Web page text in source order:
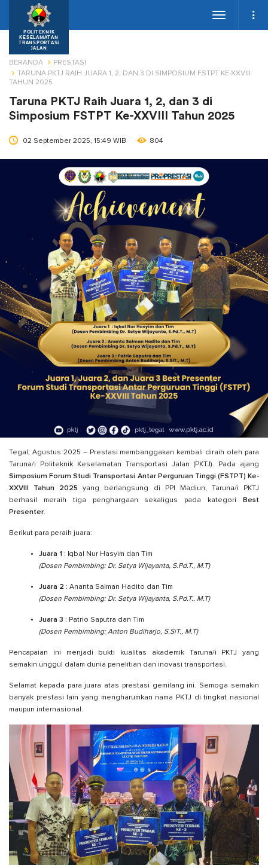
POLITEKNIK
KESELAMATAN
TRANSPORTASI
JALAN
Toggle
BERANDA
PRESTASI
TARUNA PKTJ RAIH JUARA 1, 2, DAN 3 DI SIMPOSIUM FSTPT KE-XXVIII
TAHUN 2025
Taruna PKTJ Raih Juara 1, 2, dan 3 di
Simposium FSTPT Ke-XXVIII Tahun 2025
02 September 2025, 15:49 WIB 804
Tegal, Agustus 2025 – Prestasi membanggakan kembali diraih oleh para
Taruna/i Politeknik Keselamatan Transportasi Jalan (PKTJ). Pada ajang
Simposium Forum Studi Transportasi Antar Perguruan Tinggi (FSTPT) Ke-
XXVIII Tahun 2025
yang berlangsung di PPI Madiun, Taruna/i PKTJ
berhasil meraih tiga penghargaan sekaligus pada kategori
Best
Presenter.
Berikut para peraih juara:
Juara 1 : Iqbal Nur Hasyim dan Tim
(Dosen Pembimbing: Dr. Setya Wijayanta, S.Pd.T., M.T)
Juara 2 : Ananta Salman Hadito dan Tim
(Dosen Pembimbing: Dr. Setya Wijayanta, S.Pd.T., M.T)
Juara 3 : Patrio Saputra dan Tim
(Dosen Pembimbing: Anton Budiharjo, S.SiT., M.T)
Pencapaian ini menjadi bukti kualitas akademik Taruna/i PKTJ yang
semakin unggul dalam dunia penelitian dan inovasi transportasi.
Selamat kepada para juara atas prestasi gemilang ini. Semoga semakin
banyak prestasi lain yang mengharumkan nama PKTJ di tingkat nasional
maupun internasional.